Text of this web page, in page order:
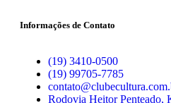
Informações de Contato
(19) 3410-0500
(19) 99705-7785
Rodovia Heitor Penteado,